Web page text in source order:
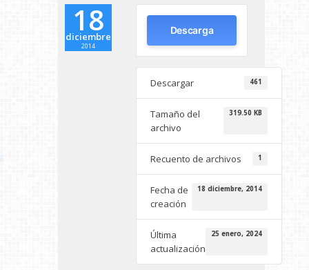
18
diciembre
2014
Descarga
Descargar 461
Tamaño del
archivo
319.50 KB
Recuento de archivos 1
Fecha de
creación
18 diciembre, 2014
Última
actualización
25 enero, 2024